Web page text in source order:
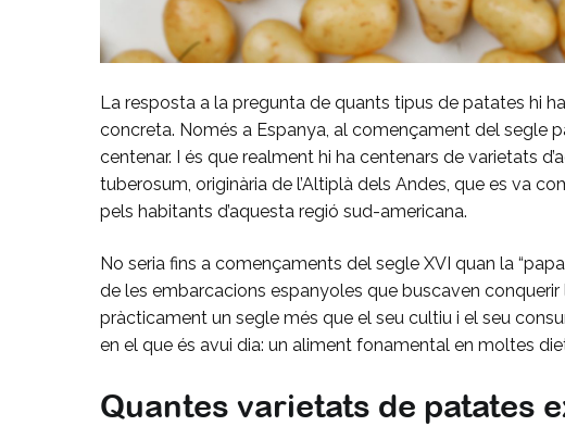
La resposta a la pregunta de quants tipus de patates hi
concreta. Només a Espanya, al començament del segle
centenar. I és que realment hi ha centenars de varietats
tuberosum, originària de l’Altiplà dels Andes, que es va
pels habitants d’aquesta regió sud-americana.
No seria fins a començaments del segle XVI quan la
de les embarcacions espanyoles que buscaven conquerir
pràcticament un segle més que el seu cultiu i el seu
en el que és avui dia: un aliment fonamental en moltes
Quantes varietats de patates